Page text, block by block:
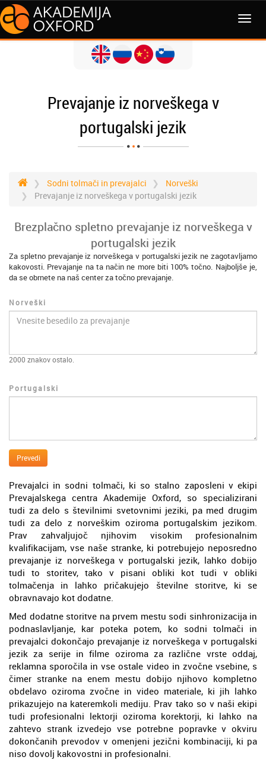
MENI
Prevajanje iz norveškega v
portugalski jezik
Sodni tolmači in prevajalci
Norveški
Prevajanje iz norveškega v portugalski jezik
Brezplačno spletno prevajanje iz norveškega v
portugalski jezik
Za spletno prevajanje iz norveškega v portugalski jezik ne zagotavljamo
kakovosti. Prevajanje na ta način ne more biti 100% točno. Najboljše je,
da se obrnete na naš center za točno prevajanje.
Norveški
2000 znakov ostalo.
Portugalski
Prevedi
Prevajalci in sodni tolmači, ki so stalno zaposleni v ekipi
Prevajalskega centra Akademije Oxford, so specializirani
tudi za delo s številnimi svetovnimi jeziki, pa med drugim
tudi za delo z norveškim oziroma portugalskim jezikom.
Prav zahvaljujoč njihovim visokim profesionalnim
kvalifikacijam, vse naše stranke, ki potrebujejo neposredno
prevajanje iz norveškega v portugalski jezik, lahko dobijo
tudi to storitev, tako v pisani obliki kot tudi v obliki
tolmačenja in lahko pričakujejo številne storitve, ki se
obravnavajo kot dodatne.
Med dodatne storitve na prvem mestu sodi sinhronizacija in
podnaslavljanje, kar poteka potem, ko sodni tolmači in
prevajalci dokončajo prevajanje iz norveškega v portugalski
jezik za serije in filme oziroma za različne vrste oddaj,
reklamna sporočila in vse ostale video in zvočne vsebine, s
čimer stranke na enem mestu dobijo njihovo kompletno
obdelavo oziroma zvočne in video materiale, ki jih lahko
prikazujejo na kateremkoli mediju. Prav tako so v naši ekipi
tudi profesionalni lektorji oziroma korektorji, ki lahko na
zahtevo strank izvedejo vse potrebne popravke v okviru
dokončanih prevodov v omenjeni jezični kombinaciji, ki pa
niso dovolj kakovostni in profesionalni.